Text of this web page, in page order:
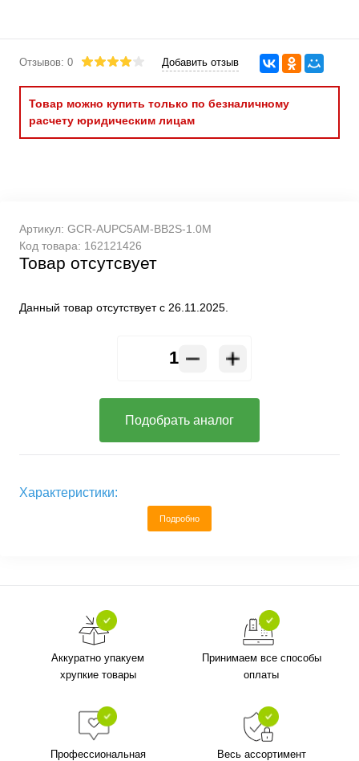
Отзывов: 0 Добавить отзыв
Товар можно купить только по безналичному
расчету юридическим лицам
Артикул: GCR-AUPC5AM-BB2S-1.0M
Код товара: 162121426
Товар отсутсвует
Данный товар отсутствует с 26.11.2025.
Подобрать аналог
Характеристики:
Подробно
Аккуратно упакуем
хрупкие товары
Принимаем все способы
оплаты
Профессиональная
Весь ассортимент